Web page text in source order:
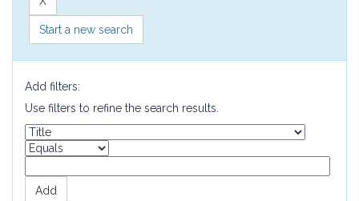
Start a new search
Add filters:
Use filters to refine the search results.